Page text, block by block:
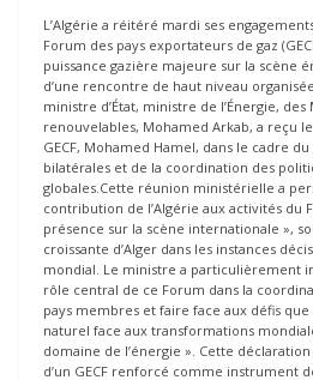
L’Algérie a réitéré mardi ses
Forum des pays exportateurs de gaz
puissance gazière majeure sur la scène
d’une rencontre de haut niveau
ministre d’État, ministre de l’Énergie,
renouvelables, Mohamed Arkab, a reçu
GECF, Mohamed Hamel, dans le cadre
bilatérales et de la coordination des
globales.Cette réunion ministérielle a
contribution de l’Algérie aux activités du
présence sur la scène internationale »,
croissante d’Alger dans les instances
mondial. Le ministre a particulièrement
rôle central de ce Forum dans la
pays membres et faire face aux défis
naturel face aux transformations
domaine de l’énergie ». Cette
d’un GECF renforcé comme instrument